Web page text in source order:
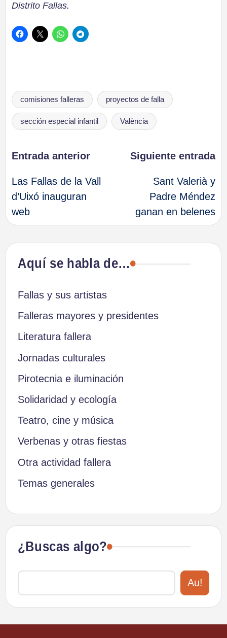
Distrito Fallas.
Etiquetas:
comisiones falleras proyectos de falla
sección especial infantil València
Navegación
de
entradas
Entrada anterior
Las Fallas de la Vall
d’Uixó inauguran
web
Siguiente entrada
Sant Valerià y
Padre Méndez
ganan en belenes
Aquí se habla de…
Fallas y sus artistas
Falleras mayores y presidentes
Literatura fallera
Jornadas culturales
Pirotecnia e iluminación
Solidaridad y ecología
Teatro, cine y música
Verbenas y otras fiestas
Otra actividad fallera
Temas generales
¿Buscas algo?
Au!